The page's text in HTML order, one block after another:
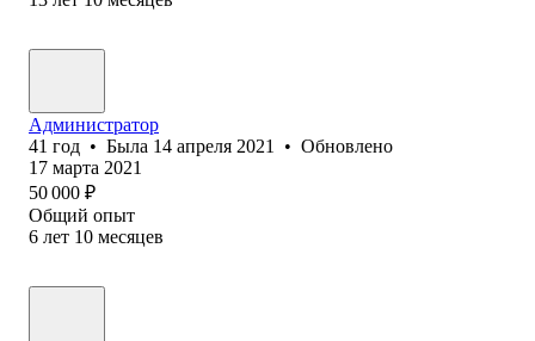
Администратор
41 год • Была 14 апреля 2021 • Обновлено
17 марта 2021
50 000 ₽
Общий опыт
6 лет 10 месяцев